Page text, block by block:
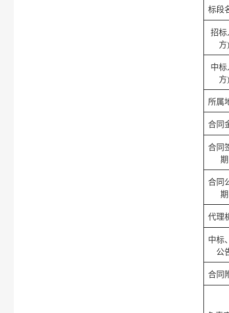
标段
招标
方
中标
方
所属
合同
合同
合同
代理
中标
公
合同